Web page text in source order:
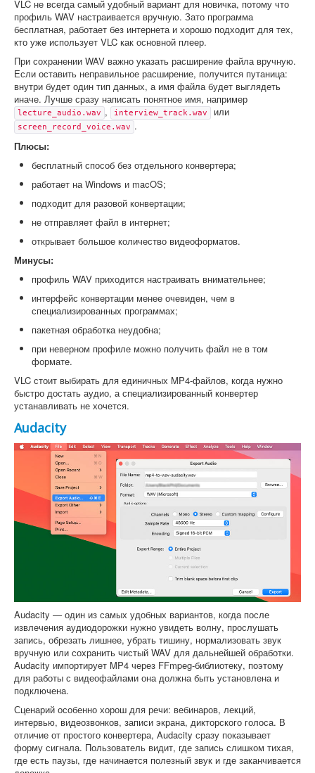
VLC не всегда самый удобный вариант для новичка, потому что
профиль WAV настраивается вручную. Зато программа
бесплатная, работает без интернета и хорошо подходит для тех,
кто уже использует VLC как основной плеер.
При сохранении WAV важно указать расширение файла вручную.
Если оставить неправильное расширение, получится путаница:
внутри будет один тип данных, а имя файла будет выглядеть
иначе. Лучше сразу написать понятное имя, например
lecture_audio.wav , interview_track.wav или
screen_record_voice.wav .
Плюсы:
бесплатный способ без отдельного конвертера;
работает на Windows и macOS;
подходит для разовой конвертации;
не отправляет файл в интернет;
открывает большое количество видеоформатов.
Минусы:
профиль WAV приходится настраивать внимательнее;
интерфейс конвертации менее очевиден, чем в
специализированных программах;
пакетная обработка неудобна;
при неверном профиле можно получить файл не в том
формате.
VLC стоит выбирать для единичных MP4-файлов, когда нужно
быстро достать аудио, а специализированный конвертер
устанавливать не хочется.
Audacity
Audacity — один из самых удобных вариантов, когда после
извлечения аудиодорожки нужно увидеть волну, прослушать
запись, обрезать лишнее, убрать тишину, нормализовать звук
вручную или сохранить чистый WAV для дальнейшей обработки.
Audacity импортирует MP4 через FFmpeg-библиотеку, поэтому
для работы с видеофайлами она должна быть установлена и
подключена.
Сценарий особенно хорош для речи: вебинаров, лекций,
интервью, видеозвонков, записи экрана, дикторского голоса. В
отличие от простого конвертера, Audacity сразу показывает
форму сигнала. Пользователь видит, где запись слишком тихая,
где есть паузы, где начинается полезный звук и где заканчивается